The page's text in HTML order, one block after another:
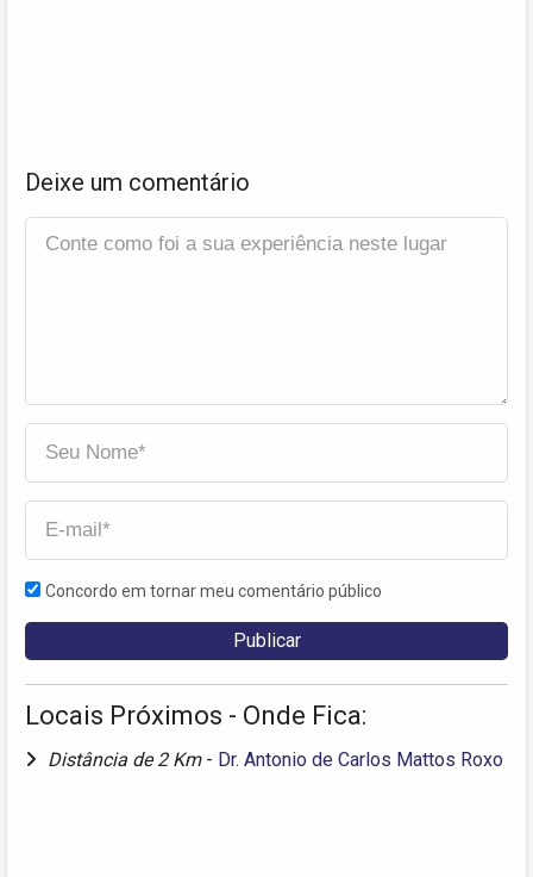
Deixe um comentário
Concordo em tornar meu comentário público
Locais Próximos - Onde Fica:
Distância de 2 Km - Dr. Antonio de Carlos Mattos Roxo